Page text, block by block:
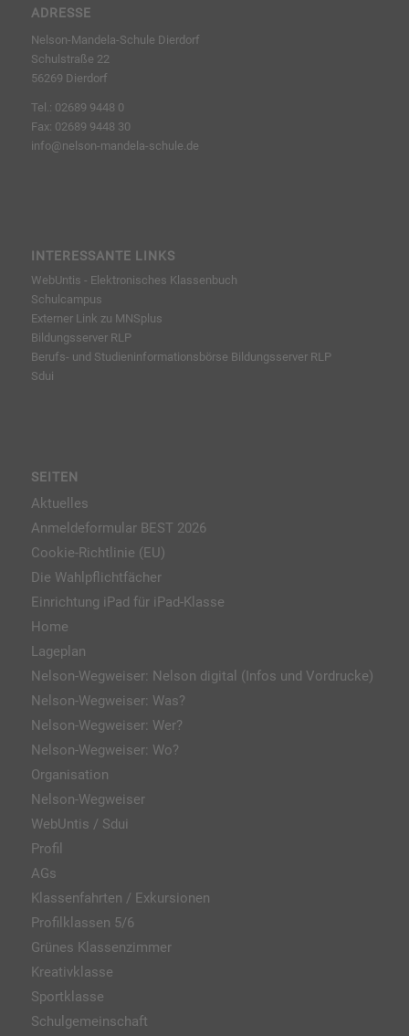
ADRESSE
Nelson-Mandela-Schule Dierdorf
Schulstraße 22
56269 Dierdorf
Tel.: 02689 9448 0
Fax: 02689 9448 30
info@nelson-mandela-schule.de
INTERESSANTE LINKS
WebUntis - Elektronisches Klassenbuch
Schulcampus
Externer Link zu MNSplus
Bildungsserver RLP
Berufs- und Studieninformationsbörse Bildungsserver RLP
Sdui
SEITEN
Aktuelles
Anmeldeformular BEST 2026
Cookie-Richtlinie (EU)
Die Wahlpflichtfächer
Einrichtung iPad für iPad-Klasse
Home
Lageplan
Nelson-Wegweiser: Nelson digital (Infos und Vordrucke)
Nelson-Wegweiser: Was?
Nelson-Wegweiser: Wer?
Nelson-Wegweiser: Wo?
Organisation
Nelson-Wegweiser
WebUntis / Sdui
Profil
AGs
Klassenfahrten / Exkursionen
Profilklassen 5/6
Grünes Klassenzimmer
Kreativklasse
Sportklasse
Schulgemeinschaft